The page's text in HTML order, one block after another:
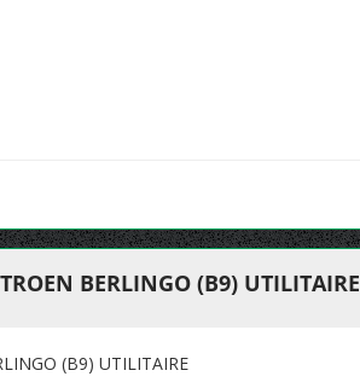
BERLINGO (B9) UTILITAIRE
(B9) UTILITAIRE